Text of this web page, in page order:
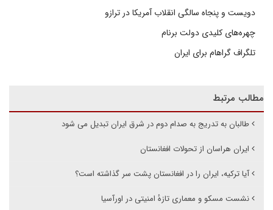
دویست و پنجاه سالگی انقلاب آمریکا در ترازو
چهره‌های کلیدی دولت برنام
تلگراف گراهام برای ایران
مطالب مرتبط
طالبان به تدریج به صدام دوم در شرق ایران تبدیل می شود
ایران هراسان از تحولات افغانستان
آیا ترکیه، ایران را در افغانستان پشت سر گذاشته است؟
نشست مسکو و معماری تازهٔ امنیتی در اورآسیا